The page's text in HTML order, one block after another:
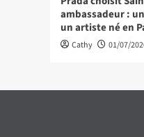
ambassadeur :
un artiste né en
Cathy 01/07/